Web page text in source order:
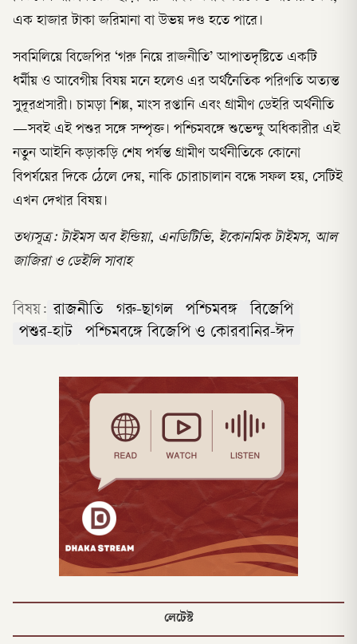
এক হাজার টাকা জরিমানা বা উভয় দণ্ড হতে পারে।
সবমিলিয়ে বিজেপির ‘গরু নিয়ে রাজনীতি’ আপাতদৃষ্টিতে একটি
ধর্মীয় ও আবেগীয় বিষয় মনে হলেও এর অর্থনৈতিক পরিণতি অত্যন্ত
সুদূরপ্রসারী। চামড়া শিল্প, মাংস রপ্তানি এবং গ্রামীণ ডেইরি অর্থনীতি
—সবই এই পশুর সঙ্গে সম্পৃক্ত। পশ্চিমবঙ্গে শুভেন্দু অধিকারীর এই
নতুন আইনি কড়াকড়ি শেষ পর্যন্ত গ্রামীণ অর্থনীতিকে কোনো
বিপর্যয়ের দিকে ঠেলে দেয়, নাকি চোরাচালান বন্ধে সফল হয়, সেটিই
এখন দেখার বিষয়।
তথ্যসূত্র: টাইমস অব ইন্ডিয়া, এনডিটিভি, ইকোনমিক টাইমস, আল
জাজিরা ও ডেইলি সাবাহ
বিষয়: রাজনীতি গরু-ছাগল পশ্চিমবঙ্গ
বিজেপি
পশুর-হাট
পশ্চিমবঙ্গে বিজেপি ও কোরবানির-ঈদ
লেটেস্ট